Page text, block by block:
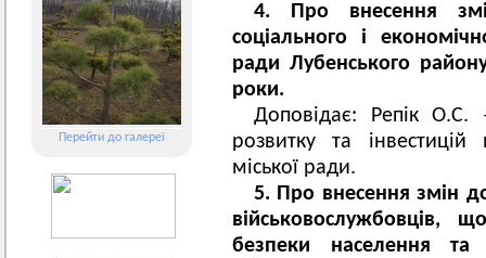
Перейти до галереї
4. Про внесення
соціального і
ради Лубенського
роки.
Доповідає: Репік О.С.
розвитку та інвестицій
міської ради.
5. Про внесення змін
військовослужбовців,
безпеки населення та